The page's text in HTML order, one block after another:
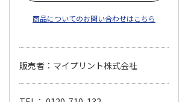
商品についてのお問い合わせはこちら
販売者：マイプリント株式会社